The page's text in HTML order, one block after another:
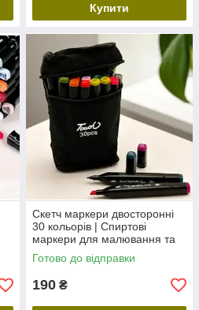
Купити
Скетч маркери двосторонні
30 кольорів | Спиртові
маркери для малювання та
творчості
Готово до відправки
190 ₴